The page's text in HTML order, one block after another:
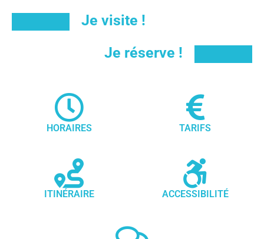
Je visite !
Je réserve !
HORAIRES TARIFS
ITINÉRAIRE ACCESSIBILITÉ